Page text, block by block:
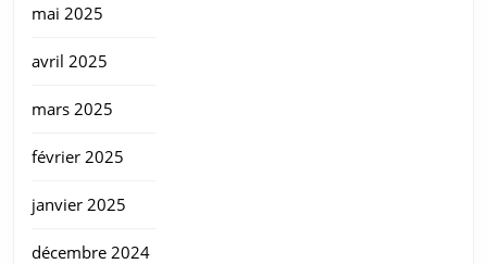
mai 2025
avril 2025
mars 2025
février 2025
janvier 2025
décembre 2024